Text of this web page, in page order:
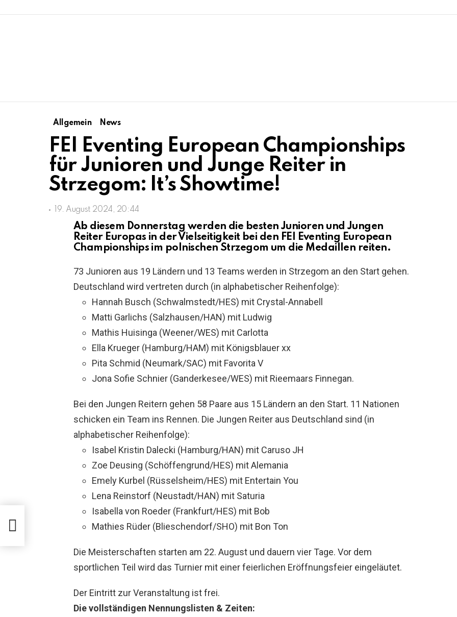
Allgemein News
FEI Eventing European Championships
für Junioren und Junge Reiter in
Strzegom: It’s Showtime!
19. August 2024, 20:44
Ab diesem Donnerstag werden die besten Junioren und Jungen
Reiter Europas in der Vielseitigkeit bei den FEI Eventing European
Championships im polnischen Strzegom um die Medaillen reiten.
73 Junioren aus 19 Ländern und 13 Teams werden in Strzegom an den Start gehen.
Deutschland wird vertreten durch (in alphabetischer Reihenfolge):
Hannah Busch (Schwalmstedt/HES) mit Crystal-Annabell
Matti Garlichs (Salzhausen/HAN) mit Ludwig
Mathis Huisinga (Weener/WES) mit Carlotta
Ella Krueger (Hamburg/HAM) mit Königsblauer xx
Pita Schmid (Neumark/SAC) mit Favorita V
Jona Sofie Schnier (Ganderkesee/WES) mit Rieemaars Finnegan.
Bei den Jungen Reitern gehen 58 Paare aus 15 Ländern an den Start. 11 Nationen
schicken ein Team ins Rennen. Die Jungen Reiter aus Deutschland sind (in
alphabetischer Reihenfolge):
Isabel Kristin Dalecki (Hamburg/HAN) mit Caruso JH
Zoe Deusing (Schöffengrund/HES) mit Alemania
Emely Kurbel (Rüsselsheim/HES) mit Entertain You
Lena Reinstorf (Neustadt/HAN) mit Saturia
Isabella von Roeder (Frankfurt/HES) mit Bob
Mathies Rüder (Blieschendorf/SHO) mit Bon Ton
Die Meisterschaften starten am 22. August und dauern vier Tage. Vor dem
sportlichen Teil wird das Turnier mit einer feierlichen Eröffnungsfeier eingeläutet.
Der Eintritt zur Veranstaltung ist frei.
Die vollständigen Nennungslisten & Zeiten: